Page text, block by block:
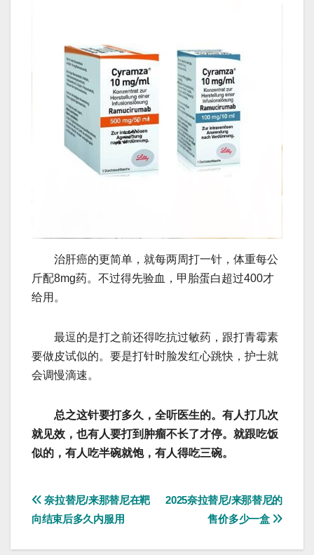
治肝癌的更简单，就每两周打一针，体重每公
斤配8mg药。不过得先验血，甲胎蛋白超过400才
给用。
最逗的是打之前还得吃抗过敏药，跟打青霉素
要做皮试似的。要是打针时脸发红心跳快，护士就
会调慢滴速。
总之这针要打多久，全听医生的。有人打几次
就见效，也有人要打到肿瘤不长了才停。就跟吃饭
似的，有人吃半碗就饱，有人得吃三碗。
文
章
2025奈拉替尼/来那替尼的
售价多少一盒
奈拉替尼/来那替尼在靶
向结束后多久内服用